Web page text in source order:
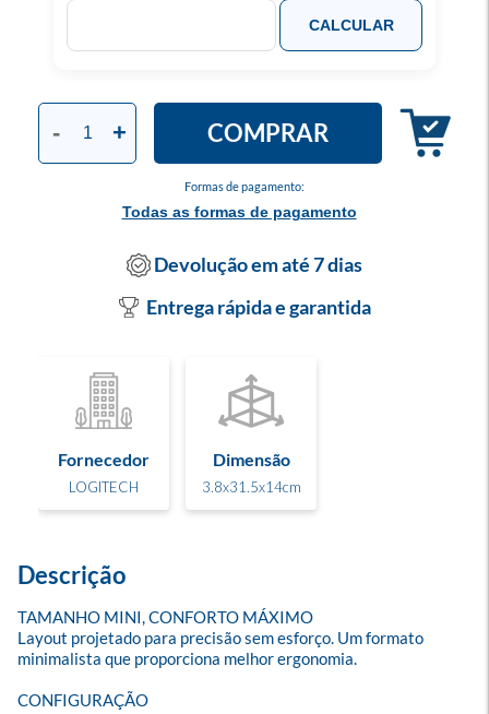
Formas de pagamento:
Todas as formas de pagamento
- + COMPRAR
CALCULAR
Devolução em até 7 dias
Entrega rápida e garantida
Fornecedor
LOGITECH
Dimensão
3.8x31.5x14cm
Descrição
TAMANHO MINI, CONFORTO MÁXIMO
Layout projetado para precisão sem esforço. Um formato
minimalista que proporciona melhor ergonomia.
CONFIGURAÇÃO